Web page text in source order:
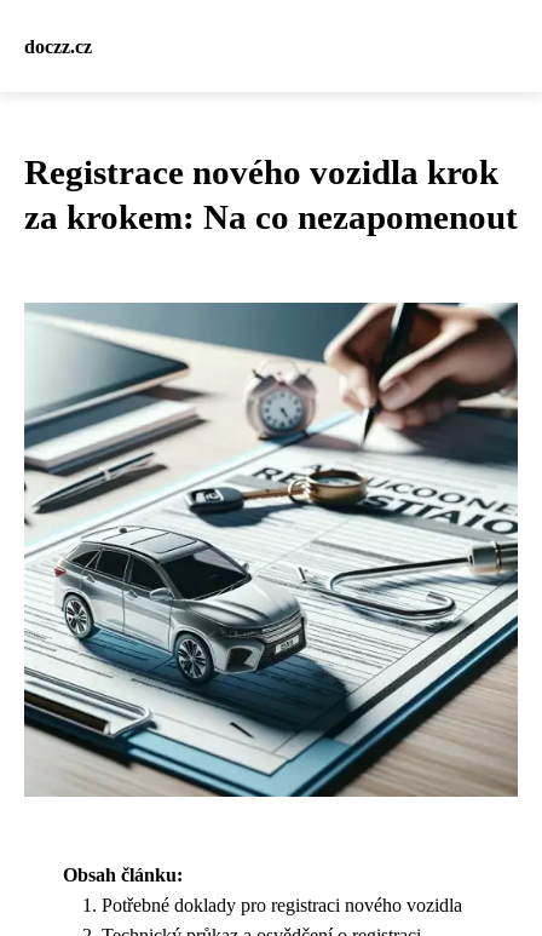
doczz.cz
Registrace nového vozidla krok
za krokem: Na co nezapomenout
Obsah článku:
Potřebné doklady pro registraci nového vozidla